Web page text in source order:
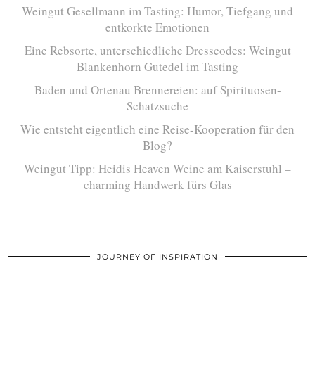
Weingut Gesellmann im Tasting: Humor, Tiefgang und
entkorkte Emotionen
Eine Rebsorte, unterschiedliche Dresscodes: Weingut
Blankenhorn Gutedel im Tasting
Baden und Ortenau Brennereien: auf Spirituosen-
Schatzsuche
Wie entsteht eigentlich eine Reise-Kooperation für den
Blog?
Weingut Tipp: Heidis Heaven Weine am Kaiserstuhl –
charming Handwerk fürs Glas
JOURNEY OF INSPIRATION